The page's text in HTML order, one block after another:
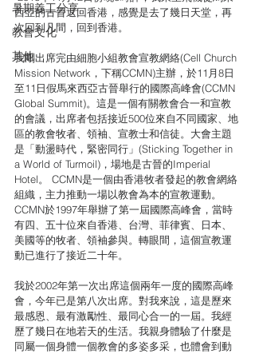
暑期義工分享
教會文化
其他
西亞的古晉返回香港，感覺是去了幾日天堂，再
次回到凡間，回到香港。
我剛出席完由細胞小組教會宣教網絡(Cell Church
Mission Network，下稱CCMN)主辦，於11月8日
至11日假馬來西亞古晉舉行的國際高峰會(CCMN
Global Summit)。這是一個有關教會合一和宣教
的會議，出席者包括接近500位來自不同國家、地
區的教會牧者、領袖、宣教士和信徒。大會主題
是「動盪時代，緊密同行」(Sticking Together in
a World of Turmoil)，場地是古晉的Imperial
Hotel。 CCMN是一個由香港牧者發起的教會網絡
組織，主力推動一場以教會為本的宣教運動。
CCMN於1997年舉辦了第一屆國際高峰會，當時
有四、五十位來自香港、台灣、菲律賓、日本、
美國等的牧者、領袖參與。轉眼間，這個宣教運
動已進行了接近二十年。
我於2002年第一次出席這個兩年一度的國際高峰
會，今年已是第八次出席。對我來說，這是歷來
最感恩、最有激勵性、最同心合一的一屆。我經
歷了幾日在地若天的生活。我親身體驗了什麼是
同屬一個身體一個教會的多姿多采，也體會到動